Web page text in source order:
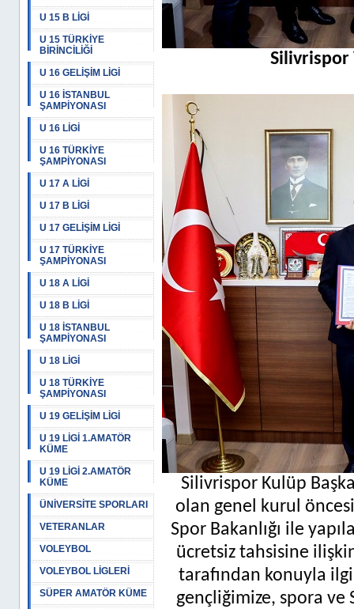
U 15 B LİGİ
U 15 TÜRKİYE
BİRİNCİLİĞİ
U 16 GELİŞİM LİGİ
U 16 İSTANBUL
ŞAMPİYONASI
U 16 LİGİ
U 16 TÜRKİYE
ŞAMPİYONASI
U 17 A LİGİ
U 17 B LİGİ
U 17 GELİŞİM LİGİ
U 17 TÜRKİYE
ŞAMPİYONASI
U 18 A LİGİ
U 18 B LİGİ
U 18 İSTANBUL
ŞAMPİYONASI
U 18 LİGİ
U 18 TÜRKİYE
ŞAMPİYONASI
U 19 GELİŞİM LİGİ
U 19 LİGİ 1.AMATÖR
KÜME
U 19 LİGİ 2.AMATÖR
KÜME
ÜNİVERSİTE SPORLARI
VETERANLAR
VOLEYBOL
VOLEYBOL LİGLERİ
SÜPER AMATÖR KÜME
Silivrispor
Silivrispor Kulüp
olan genel kurul
Spor Bakanlığı ile
ücretsiz tahsisine
tarafından konuyla
gençliğimize, spora